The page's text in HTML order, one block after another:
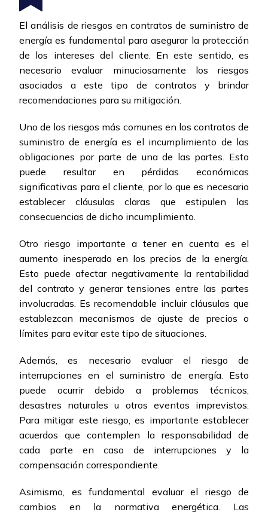
El análisis de riesgos en contratos de suministro de
energía es fundamental para asegurar la protección
de los intereses del cliente. En este sentido, es
necesario evaluar minuciosamente los riesgos
asociados a este tipo de contratos y brindar
recomendaciones para su mitigación.
Uno de los riesgos más comunes en los contratos de
suministro de energía es el incumplimiento de las
obligaciones por parte de una de las partes. Esto
puede resultar en pérdidas económicas
significativas para el cliente, por lo que es necesario
establecer cláusulas claras que estipulen las
consecuencias de dicho incumplimiento.
Otro riesgo importante a tener en cuenta es el
aumento inesperado en los precios de la energía.
Esto puede afectar negativamente la rentabilidad
del contrato y generar tensiones entre las partes
involucradas. Es recomendable incluir cláusulas que
establezcan mecanismos de ajuste de precios o
límites para evitar este tipo de situaciones.
Además, es necesario evaluar el riesgo de
interrupciones en el suministro de energía. Esto
puede ocurrir debido a problemas técnicos,
desastres naturales u otros eventos imprevistos.
Para mitigar este riesgo, es importante establecer
acuerdos que contemplen la responsabilidad de
cada parte en caso de interrupciones y la
compensación correspondiente.
Asimismo, es fundamental evaluar el riesgo de
cambios en la normativa energética. Las